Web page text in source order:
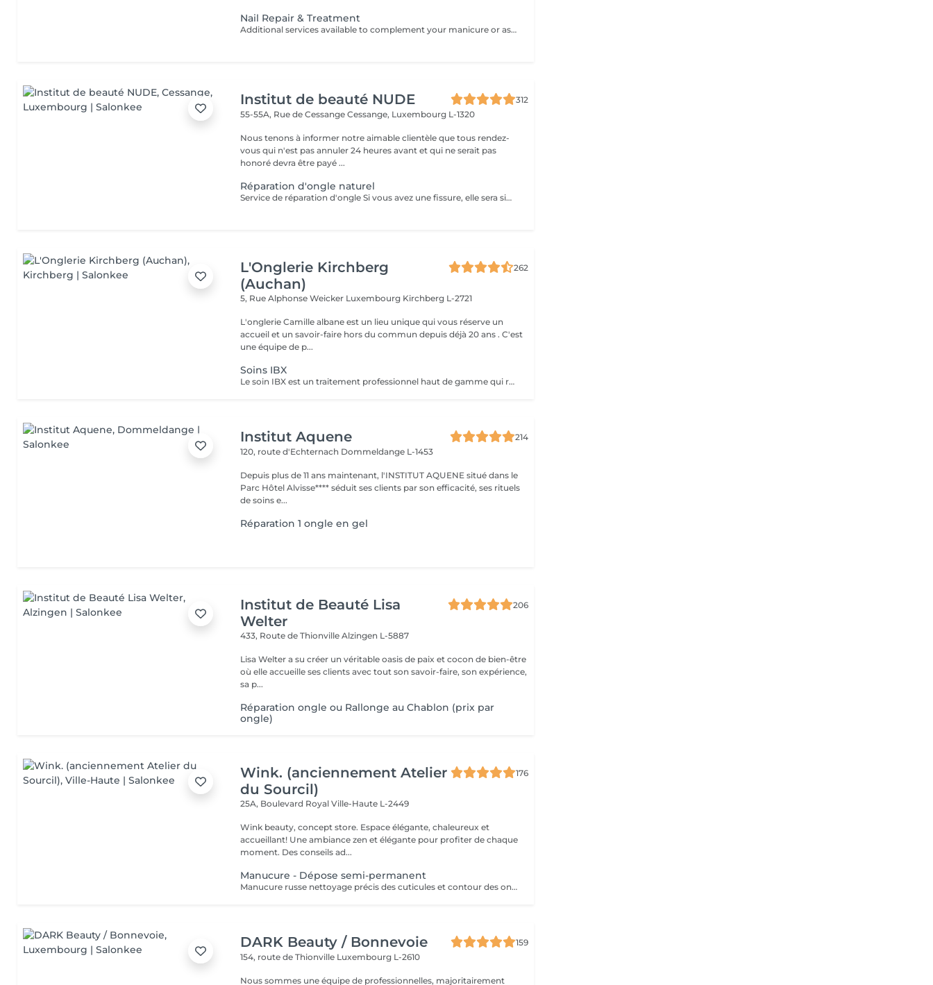
Nail Repair & Treatment
Additional services available to complement your manicure or as standalone treatments. Nail Repair per nail (during service) Minor repair of a single nail (small crack, local damage or broken nail). This option can be added multiple times if more than one nail requires repair. Charged at 3€ per nail for Manicure with Gel Polish services. Nail Repair per nail (walk-in) Repair of one nail without manicure or polish application. Suitable for clients booking a repair only. Onycholysis Treatment per nail Targeted care for nails affected by onycholysis. Performed without polish to support healthy nail recovery. IBX Nail Repair System Professional nail treatment designed to strengthen and restore natural nails. Can be booked alone or combined with gel removal for deeper repair. Gel Polish Removal Gentle and careful removal of gel polish.
Institut de beauté NUDE
312
55-55A, Rue de CessangeCessange, Luxembourg L-1320
Nous tenons à informer notre aimable clientèle que tous rendez-
vous qui n'est pas annuler 24 heures avant et qui ne serait pas
honoré devra être payé ...
Réparation d'ongle naturel
Service de réparation d'ongle Si vous avez une fissure, elle sera simplement scellée. Si un petit coin de l'ongle manque, il peut être restauré. Cependant, si une extension complète de l'ongle est nécessaire, cela relève d'une autre prestation. Ce service de réparation inclut uniquement la correction des fissures ou la restauration de petits dommages et ne concerne pas les extensions d'ongles.
L'Onglerie Kirchberg
(Auchan)
262
5, Rue Alphonse Weicker Luxembourg Kirchberg L-2721
L'onglerie Camille albane est un lieu unique qui vous réserve un
accueil et un savoir-faire hors du commun depuis déjà 20 ans . C'est
une équipe de p...
Soins IBX
Le soin IBX est un traitement professionnel haut de gamme qui répare et renforce les ongles naturels de l'intérieur. Sa technologie innovante pénètre au cur de l'ongle pour restaurer sa structure, limiter la casse et sublimer durablement l'ongle naturel. Idéal pour les ongles fragilisés,il s'intègre parfaitement a une pose de vernis pour une tenue optimale et des ongles visiblement plus forts.
Institut Aquene
214
120, route d'Echternach Dommeldange L-1453
Depuis plus de 11 ans maintenant, l'INSTITUT AQUENE situé dans le
Parc Hôtel Alvisse**** séduit ses clients par son efficacité, ses rituels
de soins e...
Réparation 1 ongle en gel
Institut de Beauté Lisa
Welter
206
433, Route de ThionvilleAlzingen L-5887
Lisa Welter a su créer un véritable oasis de paix et cocon de bien-être
où elle accueille ses clients avec tout son savoir-faire, son expérience,
sa p...
Réparation ongle ou Rallonge au Chablon (prix par
ongle)
Wink. (anciennement Atelier
du Sourcil)
176
25A, Boulevard RoyalVille-Haute L-2449
Wink beauty, concept store. Espace élégante, chaleureux et
accueillant! Une ambiance zen et élégante pour profiter de chaque
moment. Des conseils ad...
Manucure - Dépose semi-permanent
Manucure russe nettoyage précis des cuticules et contour des ongles. Retrait 85% de l'ancien semi-permanent sans touche a votre ongles naturel.
DARK Beauty / Bonnevoie
159
154, route de Thionville Luxembourg L-2610
Nous sommes une équipe de professionnelles, majoritairement